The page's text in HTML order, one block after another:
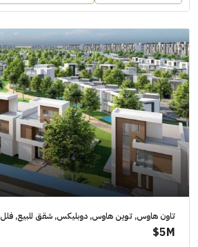
تاون هاوس, توين هاوس, دوبليكس, شقق للبيع, فلل
5M$